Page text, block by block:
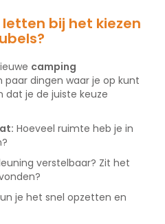
bij het kiezen
camping
paar dingen waar je op kunt
je de juiste keuze
Hoeveel ruimte heb je in
verstelbaar? Zit het
je het snel opzetten en